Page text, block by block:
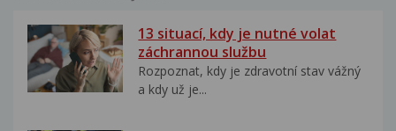
13 situací, kdy je nutné volat
záchrannou službu
Rozpoznat, kdy je zdravotní stav vážný
a kdy už je...